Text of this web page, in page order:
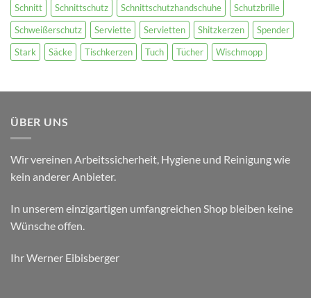
Schnitt
Schnittschutz Schnittschutzhandschuhe
Schutzbrille
Schweißerschutz
Serviette Servietten Shitzkerzen
Spender
Stark
Säcke Tischkerzen Tuch Tücher Wischmopp
ÜBER UNS
Wir vereinen Arbeitssicherheit, Hygiene und Reinigung wie
kein anderer Anbieter.
In unserem einzigartigen umfangreichen Shop bleiben keine
Wünsche offen.
Ihr Werner Eibisberger